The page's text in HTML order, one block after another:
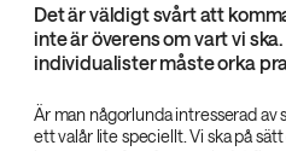
Det är väldigt svårt att
inte är överens om vart vi
individualister måste orka
Är man någorlunda intresserad av
ett valår lite speciellt. Vi ska på